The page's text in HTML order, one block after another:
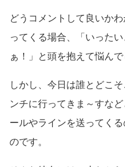
どうコメントして良いか
ってくる場合、「いった
ぁ！」と頭を抱えて悩ん
しかし、今日は誰とどこ
ンチに行ってきま～すな
ールやラインを送ってく
のです。